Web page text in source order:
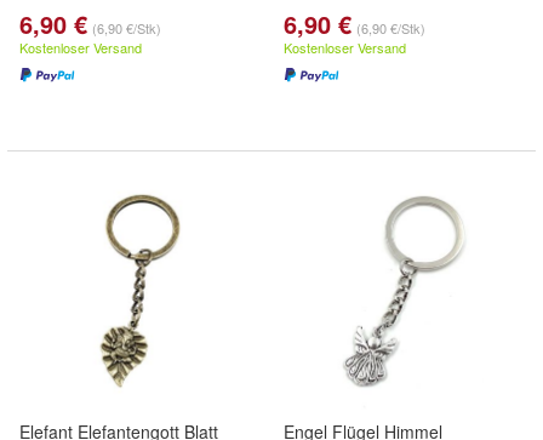
6,90 € (6,90 €/Stk)
Kostenloser Versand
6,90 € (6,90 €/Stk)
Kostenloser Versand
Elefant Elefantengott Blatt Engel Flügel Himmel